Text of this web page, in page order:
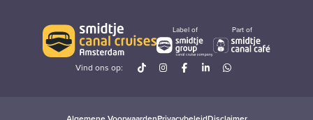
Label of Part of
Vind ons op: